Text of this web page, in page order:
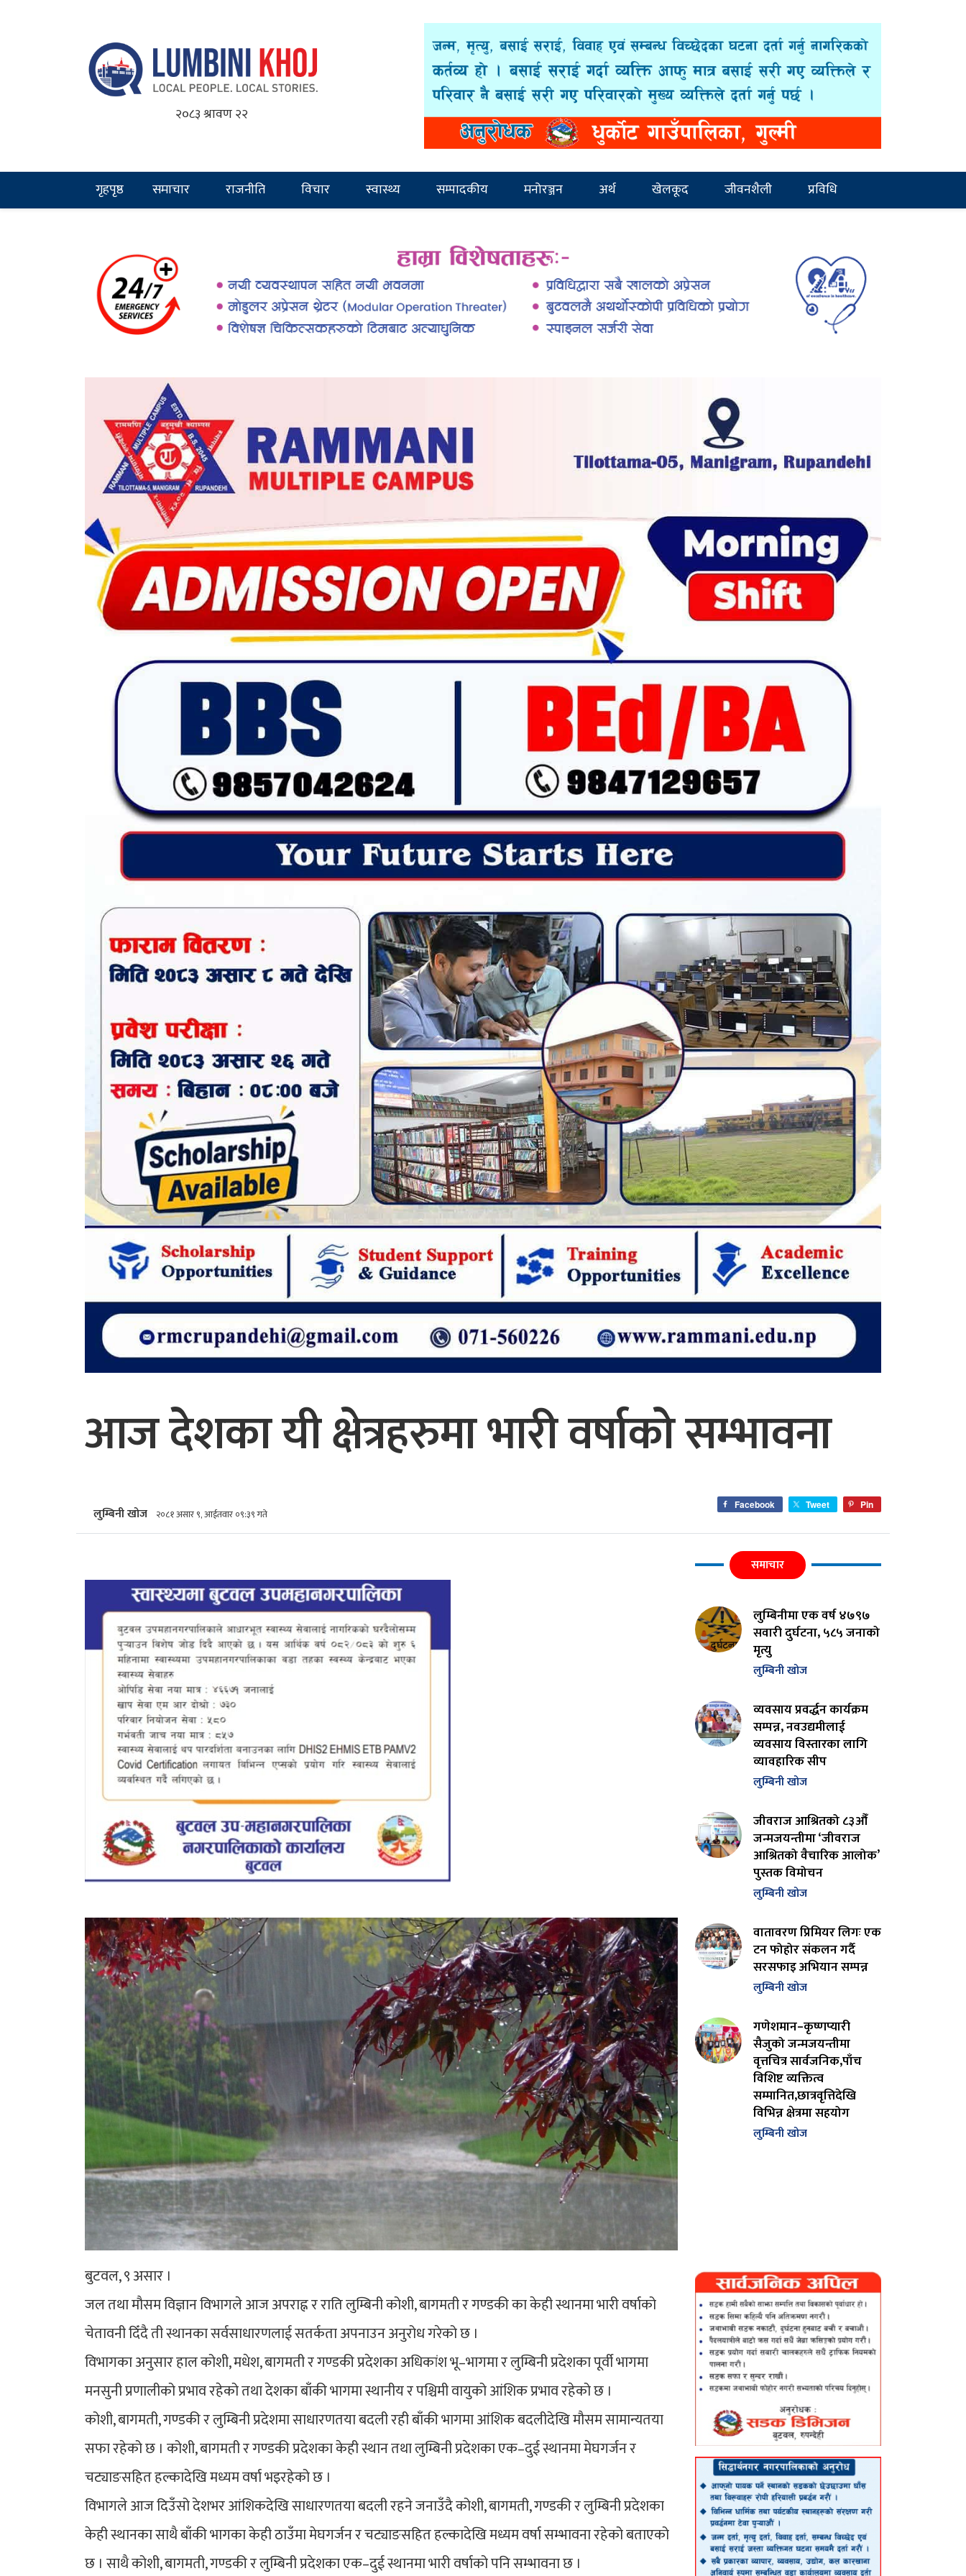
२०८३ श्रावण २२
गृहपृष्ठ समाचार राजनीति विचार स्वास्थ्य सम्पादकीय मनोरञ्जन अर्थ खेलकूद जीवनशैली प्रविधि
आज देशका यी क्षेत्रहरुमा भारी वर्षाको सम्भावना
लुम्बिनी खोज २०८१ असार ९, आईतवार ०९:३९ गते
Facebook Tweet Pin
बुटवल, ९ असार ।
जल तथा मौसम विज्ञान विभागले आज अपराह्न र राति लुम्बिनी कोशी, बागमती र गण्डकी का केही स्थानमा भारी वर्षाको
चेतावनी दिँदै ती स्थानका सर्वसाधारणलाई सतर्कता अपनाउन अनुरोध गरेको छ ।
विभागका अनुसार हाल कोशी, मधेश, बागमती र गण्डकी प्रदेशका अधिकांश भू–भागमा र लुम्बिनी प्रदेशका पूर्वी भागमा
मनसुनी प्रणालीको प्रभाव रहेको तथा देशका बाँकी भागमा स्थानीय र पश्चिमी वायुको आंशिक प्रभाव रहेको छ ।
कोशी, बागमती, गण्डकी र लुम्बिनी प्रदेशमा साधारणतया बदली रही बाँकी भागमा आंशिक बदलीदेखि मौसम सामान्यतया
सफा रहेको छ । कोशी, बागमती र गण्डकी प्रदेशका केही स्थान तथा लुम्बिनी प्रदेशका एक–दुई स्थानमा मेघगर्जन र
चट्याङसहित हल्कादेखि मध्यम वर्षा भइरहेको छ ।
विभागले आज दिउँसो देशभर आंशिकदेखि साधारणतया बदली रहने जनाउँदै कोशी, बागमती, गण्डकी र लुम्बिनी प्रदेशका
केही स्थानका साथै बाँकी भागका केही ठाउँमा मेघगर्जन र चट्याङसहित हल्कादेखि मध्यम वर्षा सम्भावना रहेको बताएको
छ । साथै कोशी, बागमती, गण्डकी र लुम्बिनी प्रदेशका एक–दुई स्थानमा भारी वर्षाको पनि सम्भावना छ ।
समाचार
लुम्बिनीमा एक वर्ष ४७९७
सवारी दुर्घटना, ५८५ जनाको
मृत्यु
लुम्बिनी खोज
व्यवसाय प्रवर्द्धन कार्यक्रम
सम्पन्न, नवउद्यमीलाई
व्यवसाय विस्तारका लागि
व्यावहारिक सीप
लुम्बिनी खोज
जीवराज आश्रितको ८३औँ
जन्मजयन्तीमा ‘जीवराज
आश्रितको वैचारिक आलोक’
पुस्तक विमोचन
लुम्बिनी खोज
वातावरण प्रिमियर लिगः एक
टन फोहोर संकलन गर्दै
सरसफाइ अभियान सम्पन्न
लुम्बिनी खोज
गणेशमान–कृष्णप्यारी
सैजुको जन्मजयन्तीमा
वृत्तचित्र सार्वजनिक,पाँच
विशिष्ट व्यक्तित्व
सम्मानित,छात्रवृत्तिदेखि
विभिन्न क्षेत्रमा सहयोग
लुम्बिनी खोज